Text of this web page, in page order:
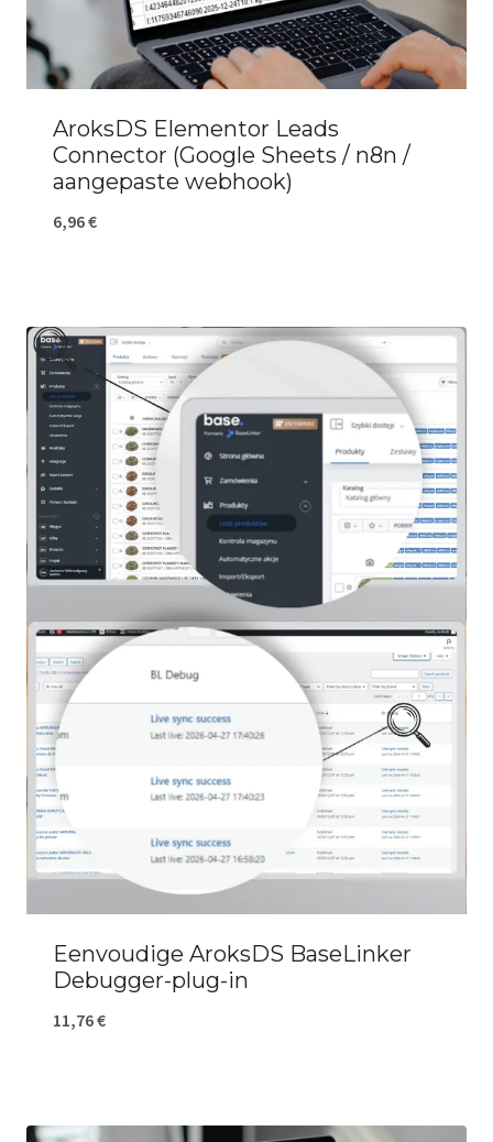
AroksDS Elementor Leads
Connector (Google Sheets / n8n /
aangepaste webhook)
6,96€
Eenvoudige AroksDS BaseLinker
Debugger-plug-in
11,76€